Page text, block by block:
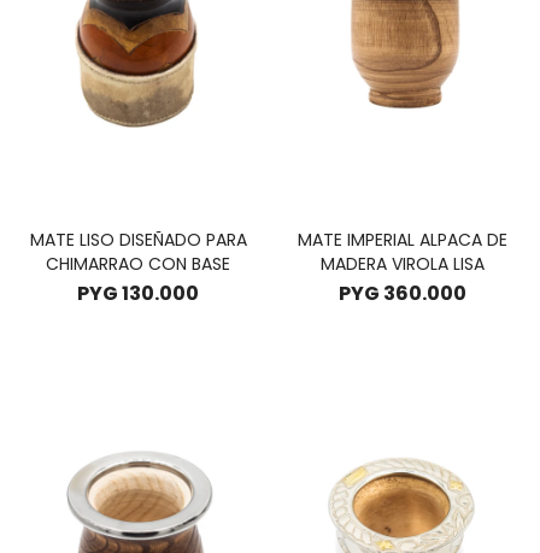
MATE LISO DISEÑADO PARA
CHIMARRAO CON BASE
PYG130.000
MATE IMPERIAL ALPACA DE
MADERA VIROLA LISA
PYG 360.000